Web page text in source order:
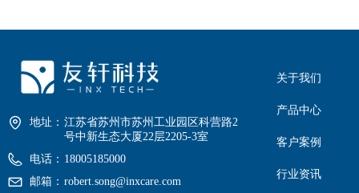
地址： 江苏省苏州市苏州工业园区科营路2
号中新生态大厦22层2205-3室
电话： 18005185000
邮箱： robert.song@inxcare.com
关于我们
产品中心
客户案例
行业资讯